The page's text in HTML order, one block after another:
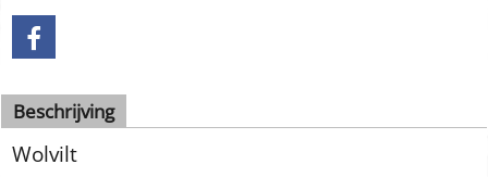
Beschrijving
Wolvilt